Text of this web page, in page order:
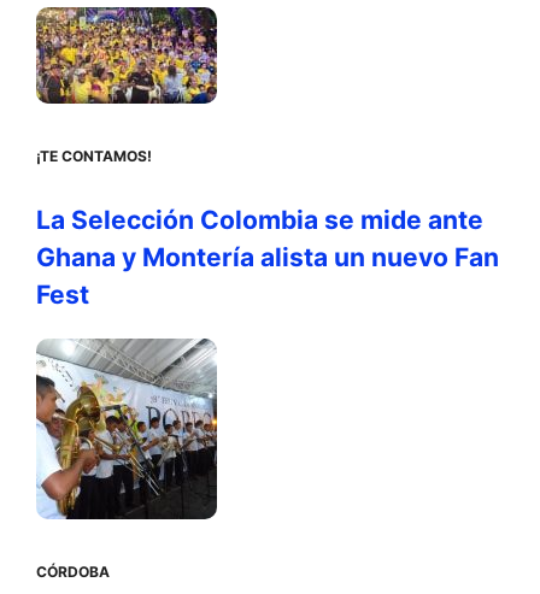
¡TE CONTAMOS!
La Selección Colombia se mide ante
Ghana y Montería alista un nuevo Fan
Fest
CÓRDOBA